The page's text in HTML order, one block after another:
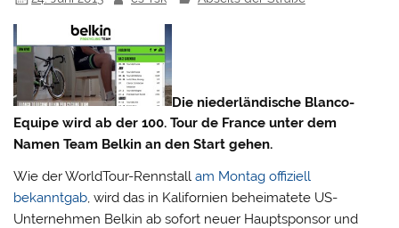
Die niederländische Blanco-
Equipe wird ab der 100. Tour de France unter dem
Namen Team Belkin an den Start gehen.
Wie der WorldTour-Rennstallam Montag offiziell
bekanntgab, wird das in Kalifornien beheimatete US-
Unternehmen Belkin ab sofort neuer Hauptsponsor und